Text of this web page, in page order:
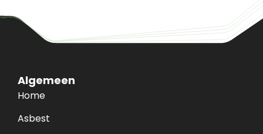
Algemeen
Home
Asbest